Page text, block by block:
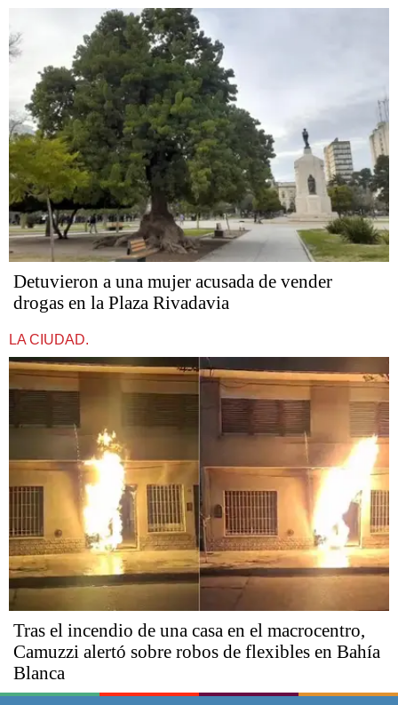
Detuvieron a una mujer acusada de vender
drogas en la Plaza Rivadavia
LA CIUDAD.
Tras el incendio de una casa en el macrocentro,
Camuzzi alertó sobre robos de flexibles en Bahía
Blanca